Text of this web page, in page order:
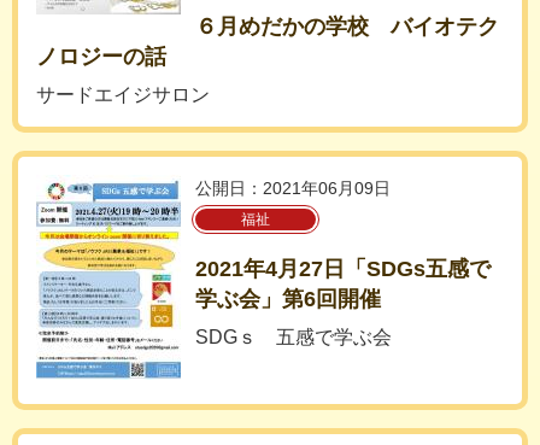
６月めだかの学校 バイオテク
ノロジーの話
サードエイジサロン
公開日：2021年06月09日
福祉
2021年4月27日「SDGs五感で
学ぶ会」第6回開催
SDGｓ 五感で学ぶ会